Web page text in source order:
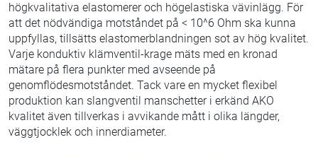
högkvalitativa elastomerer och högelastiska vävinlägg. För
att det nödvändiga motståndet på < 10^6 Ohm ska kunna
uppfyllas, tillsätts elastomerblandningen sot av hög kvalitet.
Varje konduktiv klämventil-krage mäts med en kronad
mätare på flera punkter med avseende på
genomflödesmotståndet. Tack vare en mycket flexibel
produktion kan slangventil manschetter i erkänd AKO
kvalitet även tillverkas i avvikande mått i olika längder,
väggtjocklek och innerdiameter.